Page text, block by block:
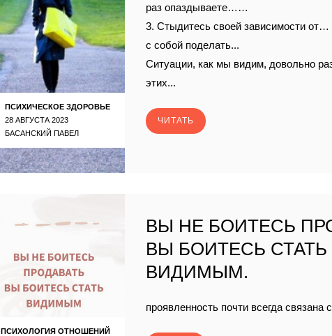
ПСИХИЧЕСКОЕ ЗДОРОВЬЕ
28 АВГУСТА 2023
БАСАНСКИЙ ПАВЕЛ
раз опаздываете……
3. Стыдитесь своей зависимости от…
с собой поделать...
Ситуации, как мы видим, довольно
этих...
ЧИТАТЬ
ПСИХОЛОГИЯ ОТНОШЕНИЙ
ВЫ НЕ БОИТЕСЬ
ВЫ БОИТЕСЬ СТАТЬ
ВИДИМЫМ.
проявленность почти всегда связана